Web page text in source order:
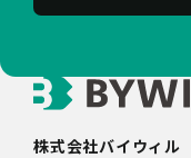
株式会社バイウィル